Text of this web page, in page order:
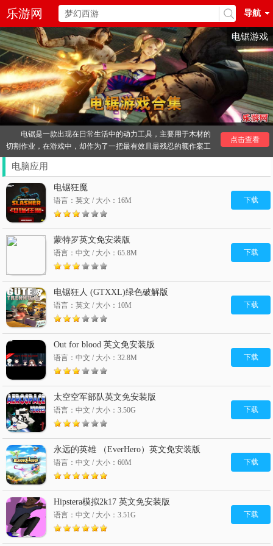
乐游网 导航
电锯游戏
电锯是一款出现在日常生活中的动力工具，主要用于木材的
切割作业，在游戏中，却作为了一把最有效且最残忍的额作案工
具，经常与恐怖邪恶血腥类游戏挂钩，电锯在求生类游戏中受到
玩家们的广泛欢迎，其作为对付僵尸的最有效的工具，在求生之
路系列中广泛使用。
《电锯游戏》经典经典代表作品：《电锯糖心》，《求生之
路》系列，《电锯惊魂》游戏等等。
其他恐怖游戏推荐：惊颤系列 失忆症猪猡的机器
点击查看
电脑应用
电锯狂魔
语言：英文 / 大小：16M 下载
蒙特罗英文免安装版
语言：中文 / 大小：65.8M 下载
电锯狂人 (GTXXL)绿色破解版
语言：英文 / 大小：10M 下载
Out for blood 英文免安装版
语言：中文 / 大小：32.8M 下载
太空空军部队英文免安装版
语言：中文 / 大小：3.50G 下载
永远的英雄 （EverHero）英文免安装版
语言：中文 / 大小：60M 下载
Hipstera模拟2k17 英文免安装版
语言：中文 / 大小：3.51G 下载